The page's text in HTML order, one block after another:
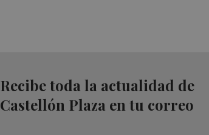
Recibe toda la actualidad de
Castellón Plaza en tu correo